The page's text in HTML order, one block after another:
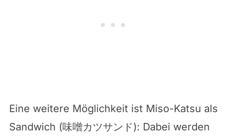
Eine weitere Möglichkeit ist Miso-Katsu als
Sandwich (味噌カツサンド): Dabei werden